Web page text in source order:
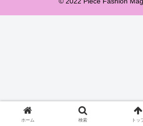
ホーム 検索 トッ